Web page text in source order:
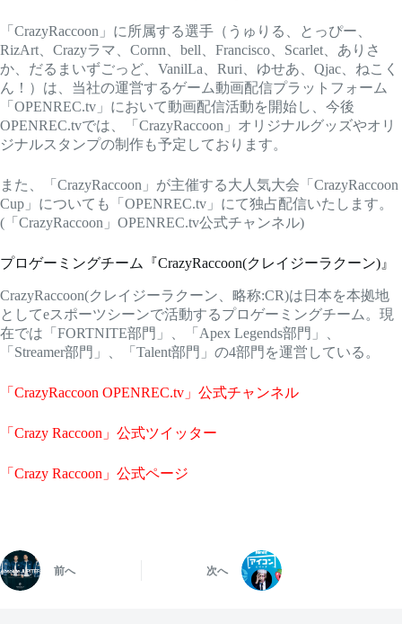
「CrazyRaccoon」に所属する選手（うゅりる、とっぴー、
RizArt、Crazyラマ、Cornn、bell、Francisco、Scarlet、ありさ
か、だるまいずごっど、VanilLa、Ruri、ゆせあ、Qjac、ねこく
ん！）は、当社の運営するゲーム動画配信プラットフォーム
「OPENREC.tv」において動画配信活動を開始し、今後
OPENREC.tvでは、「CrazyRaccoon」オリジナルグッズやオリ
ジナルスタンプの制作も予定しております。
また、「CrazyRaccoon」が主催する大人気大会「CrazyRaccoon
Cup」についても「OPENREC.tv」にて独占配信いたします。
(「CrazyRaccoon」OPENREC.tv公式チャンネル)
プロゲーミングチーム『CrazyRaccoon(クレイジーラクーン)』
CrazyRaccoon(クレイジーラクーン、略称:CR)は日本を本拠地
としてeスポーツシーンで活動するプロゲーミングチーム。現
在では「FORTNITE部門」、「Apex Legends部門」、
「Streamer部門」、「Talent部門」の4部門を運営している。
「CrazyRaccoon OPENREC.tv」公式チャンネル
「Crazy Raccoon」公式ツイッター
「Crazy Raccoon」公式ページ
前へ 次へ